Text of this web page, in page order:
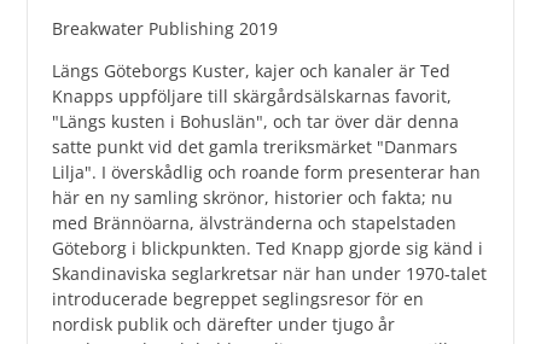
Breakwater Publishing 2019
Längs Göteborgs Kuster, kajer och kanaler är Ted
Knapps uppföljare till skärgårdsälskarnas favorit,
"Längs kusten i Bohuslän", och tar över där denna
satte punkt vid det gamla treriksmärket "Danmars
Lilja". I överskådlig och roande form presenterar han
här en ny samling skrönor, historier och fakta; nu
med Brännöarna, älvstränderna och stapelstaden
Göteborg i blickpunkten. Ted Knapp gjorde sig känd i
Skandinaviska seglarkretsar när han under 1970-talet
introducerade begreppet seglingsresor för en
nordisk publik och därefter under tjugo år